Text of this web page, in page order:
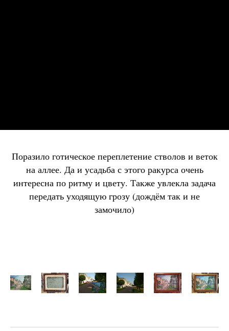
Поразило готическое переплетение стволов и веток
на аллее. Да и усадьба с этого ракурса очень
интересна по ритму и цвету. Также увлекла задача
передать уходящую грозу (дождём так и не
замочило)